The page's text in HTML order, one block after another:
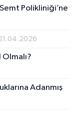
Polikliniği’ne
Adanmış